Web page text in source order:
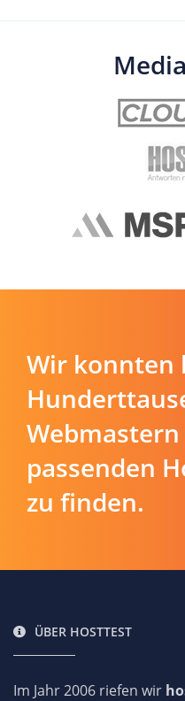
Wir konnten
passenden
zu finden.
ÜBER HOSTTEST
Im Jahr 2006 riefen wir